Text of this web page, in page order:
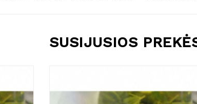
SUSIJUSIOS